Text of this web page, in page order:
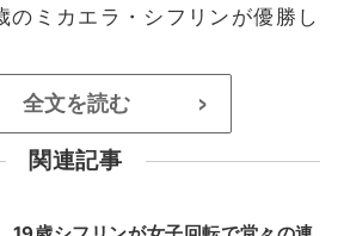
のミカエラ・シフリンが優勝し
全文を読む >
関連記事